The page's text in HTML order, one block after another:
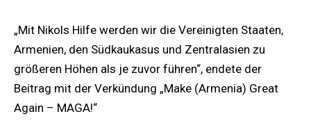
„Mit Nikols Hilfe werden wir die Vereinigten Staaten,
Armenien, den Südkaukasus und Zentralasien zu
größeren Höhen als je zuvor führen“, endete der
Beitrag mit der Verkündung „Make (Armenia) Great
Again – MAGA!“